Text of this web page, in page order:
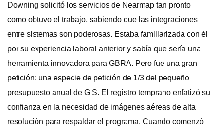
Downing solicitó los servicios de Nearmap tan pronto
como obtuvo el trabajo, sabiendo que las integraciones
entre sistemas son poderosas. Estaba familiarizada con él
por su experiencia laboral anterior y sabía que sería una
herramienta innovadora para GBRA. Pero fue una gran
petición: una especie de petición de 1/3 del pequeño
presupuesto anual de GIS. El registro temprano enfatizó su
confianza en la necesidad de imágenes aéreas de alta
resolución para respaldar el programa. Cuando comenzó